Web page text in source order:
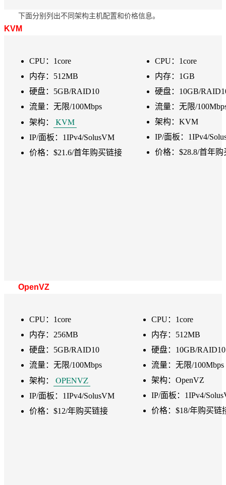
下面分别列出不同架构主机配置和价格信息。
KVM
CPU：1core
内存：512MB
硬盘：5GB/RAID10
流量：无限/100Mbps
架构：
KVM
IP/面板：1IPv4/SolusVM
价格：$21.6/首年购买链接
CPU：1core
内存：1GB
硬盘：10GB/
流量：无限/
架构：KVM
IP/面板：1IPv4/
价格：$28.8/首年购
OpenVZ
CPU：1core
内存：256MB
硬盘：5GB/RAID10
流量：无限/100Mbps
架构：
OPENVZ
IP/面板：1IPv4/SolusVM
价格：$12/年购买链接
CPU：1core
内存：512MB
硬盘：10GB/RAID10
流量：无限/100Mbps
架构：OpenVZ
IP/面板：1IPv4/
价格：$18/年购买链